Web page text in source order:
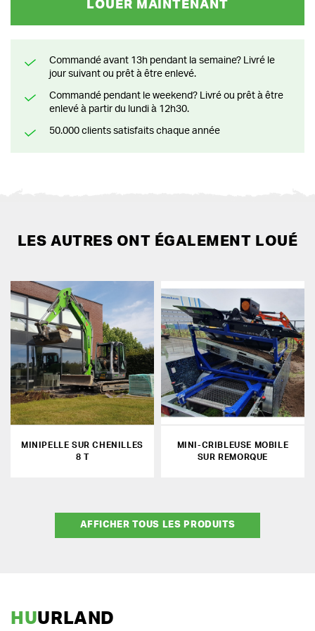
LOUER MAINTENANT
Commandé avant 13h pendant la semaine? Livré le
jour suivant ou prêt à être enlevé.
Commandé pendant le weekend? Livré ou prêt à être
enlevé à partir du lundi à 12h30.
50.000 clients satisfaits chaque année
LES AUTRES ONT ÉGALEMENT LOUÉ
MINIPELLE SUR CHENILLES
8 T
MINI-CRIBLEUSE MOBILE
SUR REMORQUE
AFFICHER TOUS LES PRODUITS
HUURLAND